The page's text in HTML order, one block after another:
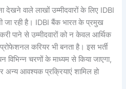
देखने वाले लाखों उम्मीदवारों के लिए IDBI
जा रही है। IDBI बैंक भारत के प्रमुख
पाने से उम्मीदवारों को न केवल आर्थिक
करियर भी बनता है। इस भर्ती
विभिन्न चरणों के माध्यम से किया जाएगा,
अन्य आवश्यक प्रक्रियाएं शामिल हो